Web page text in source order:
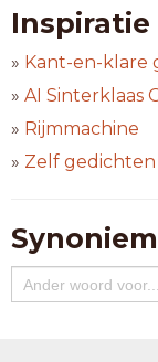
Inspiratie
» Kant-en-klare
» AI Sinterklaas
» Rijmmachine
» Zelf